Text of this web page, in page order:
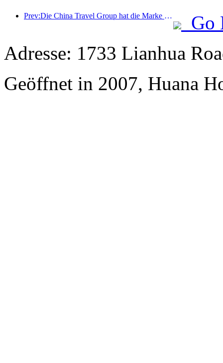
Prev:Die China Travel Group hat die Marke „China Travel Good Times“ ins Leben gerufen, um in den Markt für Seniorentourismus zu expandieren.
Go
Adresse: 1733 Lianhua
Geöffnet in 2007, Huana